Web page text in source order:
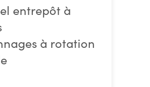
entrepôt à
à rotation